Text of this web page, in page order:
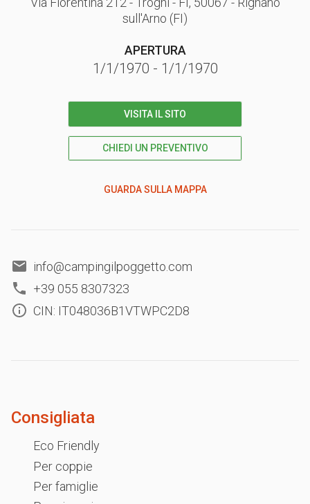
sull'Arno (FI)
APERTURA
1/1/1970 - 1/1/1970
VISITA IL SITO
CHIEDI UN PREVENTIVO
GUARDA SULLA MAPPA
info@campingilpoggetto.com
+39 055 8307323
CIN: IT048036B1VTWPC2D8
Consigliata
Eco Friendly
Per coppie
Per famiglie